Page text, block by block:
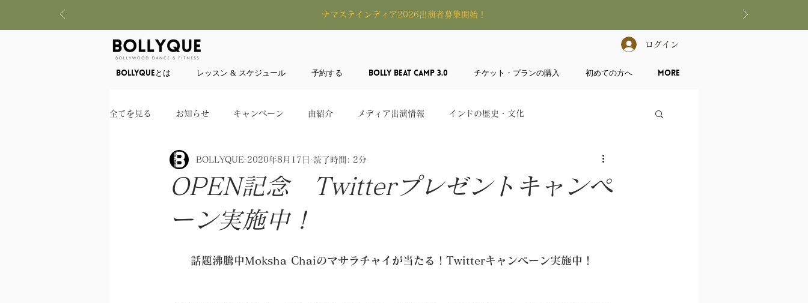
​ナマステインディア2026出演者募集開始！
ログイン
BOLLYQUEとは レッスン & スケジュール 予約する BOLLY BEAT CAMP 3.0 チケット・プランの購入 初めての方へ More
全てを見る お知らせ キャンペーン 曲紹介 メディア出演情報 インドの歴史・文化
OPEN記念 Twitterプレゼントキャンペ
ーン実施中！
BOLLYQUE 2020年8月17日 読了時間: 2分
話題沸騰中Moksha Chaiのマサラチャイが当たる！Twitterキャンペーン実施中！